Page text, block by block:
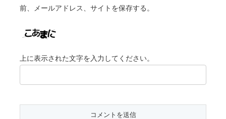
前、メールアドレス、サイトを保存する。
上に表示された文字を入力してください。